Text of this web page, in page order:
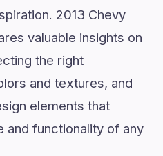
2013 Chevy
valuable insights on
the right
and textures, and
elements that
and functionality of any